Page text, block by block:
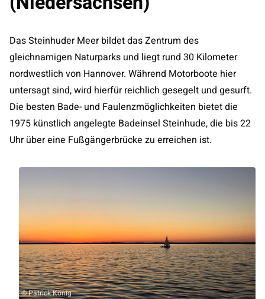
Das Steinhuder Meer bildet das Zentrum des
gleichnamigen Naturparks und liegt rund 30 Kilometer
nordwestlich von Hannover. Während Motorboote hier
untersagt sind, wird hierfür reichlich gesegelt und gesurft.
Die besten Bade- und Faulenzmöglichkeiten bietet die
1975 künstlich angelegte Badeinsel Steinhude, die bis 22
Uhr über eine Fußgängerbrücke zu erreichen ist.
© Patrick König